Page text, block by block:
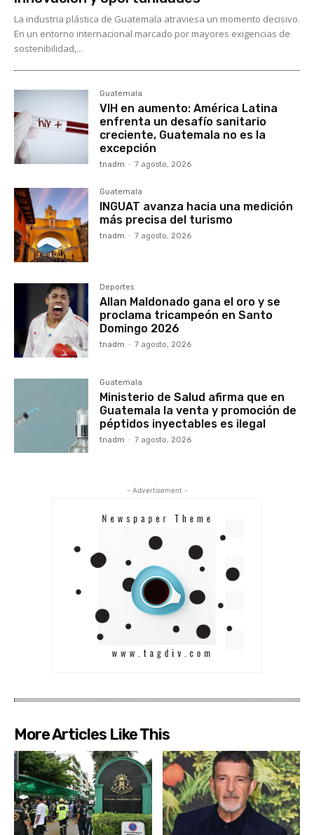
La industria plástica de Guatemala atraviesa un momento decisivo.
En un entorno internacional marcado por mayores exigencias de
sostenibilidad,...
Guatemala
VIH en aumento: América Latina
enfrenta un desafío sanitario
creciente, Guatemala no es la
excepción
tnadm - 7 agosto, 2026
Guatemala
INGUAT avanza hacia una medición
más precisa del turismo
tnadm - 7 agosto, 2026
Deportes
Allan Maldonado gana el oro y se
proclama tricampeón en Santo
Domingo 2026
tnadm - 7 agosto, 2026
Guatemala
Ministerio de Salud afirma que en
Guatemala la venta y promoción de
péptidos inyectables es ilegal
tnadm - 7 agosto, 2026
- Advertisement -
More Articles Like This